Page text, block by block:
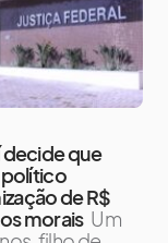
decide que
de R$
morais Um